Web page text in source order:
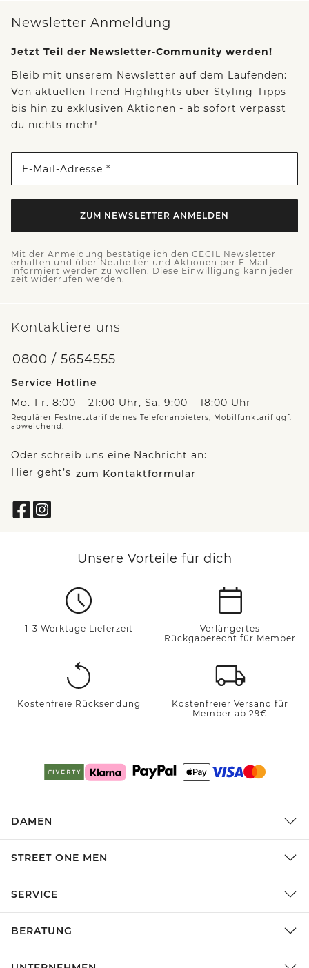
Newsletter Anmeldung
Jetzt Teil der Newsletter-Community werden!
Bleib mit unserem Newsletter auf dem Laufenden:
Von aktuellen Trend-Highlights über Styling-Tipps
bis hin zu exklusiven Aktionen - ab sofort verpasst
du nichts mehr!
E-Mail-Adresse *
ZUM NEWSLETTER ANMELDEN
Mit der Anmeldung bestätige ich den CECIL Newsletter
erhalten und über Neuheiten und Aktionen per E-Mail
informiert werden zu wollen. Diese Einwilligung kann jeder
zeit widerrufen werden.
Kontaktiere uns
0800 / 5654555
Service Hotline
Mo.-Fr. 8:00 – 21:00 Uhr, Sa. 9:00 – 18:00 Uhr
Regulärer Festnetztarif deines Telefonanbieters, Mobilfunktarif ggf.
abweichend.
Oder schreib uns eine Nachricht an:
Hier geht’s zum Kontaktformular
Unsere Vorteile für dich
1-3 Werktage Lieferzeit
Verlängertes
Rückgaberecht für Member
Kostenfreie Rücksendung
Kostenfreier Versand für
Member ab 29€
DAMEN
STREET ONE MEN
SERVICE
BERATUNG